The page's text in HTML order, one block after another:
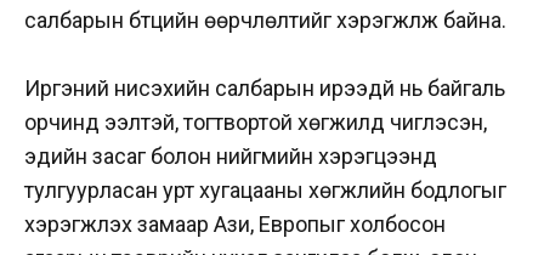
салбарын бүтцийн өөрчлөлтийг хэрэгжүүлж байна.
Иргэний нисэхийн салбарын ирээдүй нь байгаль
орчинд ээлтэй, тогтвортой хөгжилд чиглэсэн,
эдийн засаг болон нийгмийн хэрэгцээнд
тулгуурласан урт хугацааны хөгжлийн бодлогыг
хэрэгжүүлэх замаар Ази, Европыг холбосон